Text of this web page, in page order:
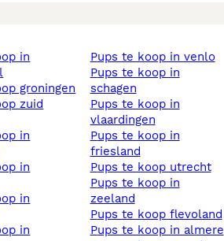
groningen
pups te koop in venlo
pups te koop in
schagen
pups te koop in
vlaardingen
pups te koop in
friesland
pups te koop utrecht
pups te koop in
zeeland
pups te koop flevoland
pups te koop in almere